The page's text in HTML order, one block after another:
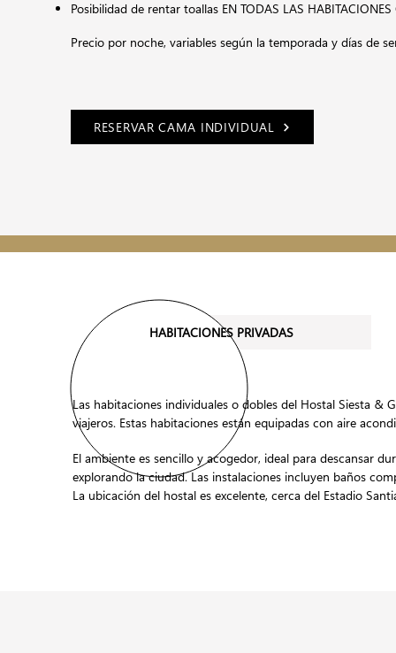
Posibilidad de rentar toallas EN TODAS LAS HABITACIONES
Precio por noche, variables según la temporada y días de
RESERVAR CAMA INDIVIDUAL
HABITACIONES PRIVADAS
Las habitaciones individuales o dobles del Hostal Siesta
viajeros. Estas habitaciones están equipadas con aire
El ambiente es sencillo y acogedor, ideal para descansar
explorando la ciudad. Las instalaciones incluyen baños
La ubicación del hostal es excelente, cerca del Estadio